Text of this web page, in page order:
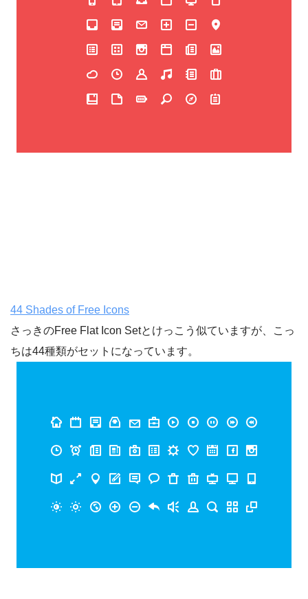
44 Shades of Free Icons
さっきのFree Flat Icon Setとけっこう似ていますが、こっ
ちは44種類がセットになっています。